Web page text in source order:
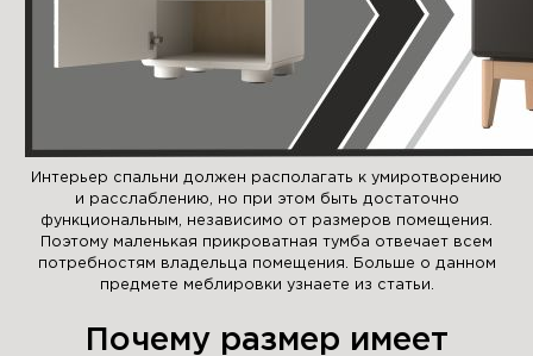
Интерьер спальни должен располагать к умиротворению
и расслаблению, но при этом быть достаточно
функциональным, независимо от размеров помещения.
Поэтому маленькая прикроватная тумба отвечает всем
потребностям владельца помещения. Больше о данном
предмете меблировки узнаете из статьи.
Почему размер имеет